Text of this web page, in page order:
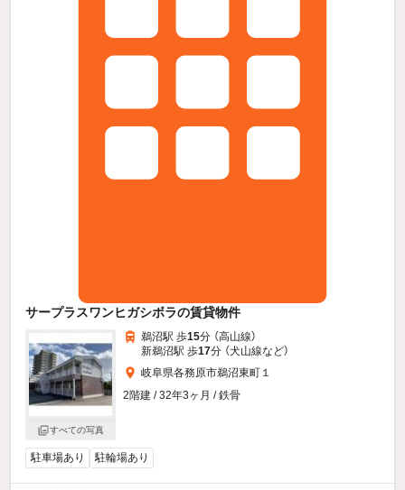
サープラスワンヒガシボラの賃貸物件
すべての写真
鵜沼駅 歩15分 （高山線）
新鵜沼駅 歩17分 （犬山線など）
岐阜県各務原市鵜沼東町１
2階建 / 32年3ヶ月 / 鉄骨
駐車場あり 駐輪場あり